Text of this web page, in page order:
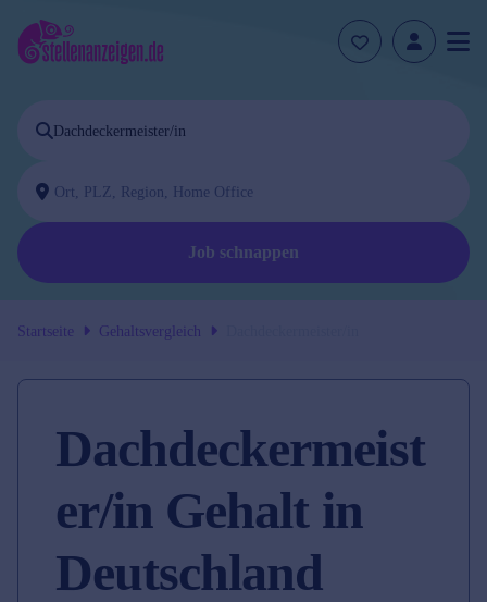
Job schnappen
Startseite Gehaltsvergleich
Dachdeckermeist
er/in Gehalt in
Deutschland